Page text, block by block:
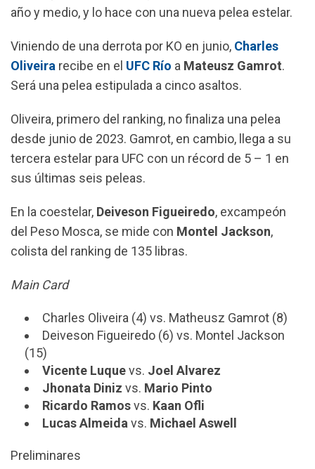
e
o
o
k
t
A
p
p
e
r
a
m
i
año y medio, y lo hace con una nueva pelea estelar.
Viniendo de una derrota por KO en junio, Charles
Oliveira recibe en el UFC Río a Mateusz Gamrot.
Será una pelea estipulada a cinco asaltos.
Oliveira, primero del ranking, no finaliza una pelea
desde junio de 2023. Gamrot, en cambio, llega a su
tercera estelar para UFC con un récord de 5 – 1 en
sus últimas seis peleas.
En la coestelar, Deiveson Figueiredo, excampeón
del Peso Mosca, se mide con Montel Jackson,
colista del ranking de 135 libras.
Main Card
Charles Oliveira (4) vs. Matheusz Gamrot (8)
Deiveson Figueiredo (6) vs. Montel Jackson
(15)
Vicente Luquevs. Joel Alvarez
Jhonata Diniz vs. Mario Pinto
Ricardo Ramosvs. Kaan Ofli
Lucas Almeida vs. Michael Aswell
Preliminares